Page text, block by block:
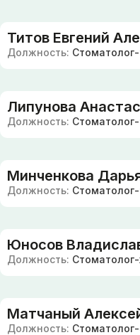
Титов Евгений
Должность:
Липунова
Должность:
Минченкова
Должность:
Юносов
Должность: Стоматолог-
Матчаный
Должность: